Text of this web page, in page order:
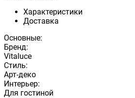
Характеристики
Доставка
Основные:
Бренд:
Vitaluce
Стиль:
Арт-деко
Интерьер:
Для гостиной